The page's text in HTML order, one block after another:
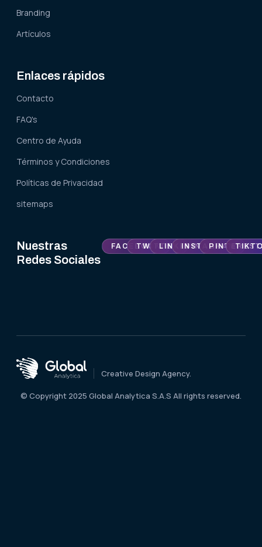
Branding
Artículos
Enlaces rápidos
Contacto
FAQ's
Centro de Ayuda
Términos y Condiciones
Políticas de Privacidad
sitemaps
Nuestras
Redes Sociales
FACEBOOK
TWITTERLINKEDININSTAGRAMPINTEREST
Creative Design Agency.
© Copyright 2025 Global Analytica S.A.S All rights reserved.